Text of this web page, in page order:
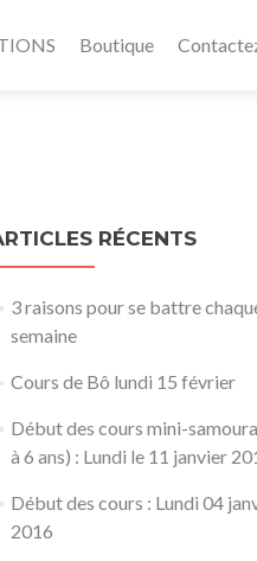
Boutique
RÉCENTS
3 raisons pour se battre
semaine
Cours de Bô lundi 15 février
Début des cours mini-
à 6 ans) : Lundi le 11 janvier
Début des cours : Lundi 04
2016